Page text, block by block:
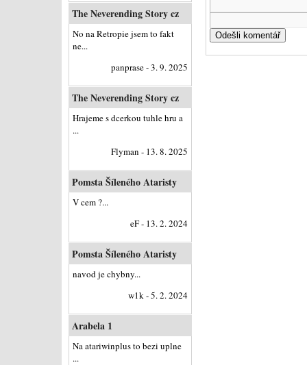
The Neverending Story cz
No na Retropie jsem to fakt
ne...
panprase - 3. 9. 2025
The Neverending Story cz
Hrajeme s dcerkou tuhle hru a
...
Flyman - 13. 8. 2025
Pomsta Šíleného Ataristy
V cem ?...
eF - 13. 2. 2024
Pomsta Šíleného Ataristy
navod je chybny...
w1k - 5. 2. 2024
Arabela 1
Na atariwinplus to bezi uplne
...